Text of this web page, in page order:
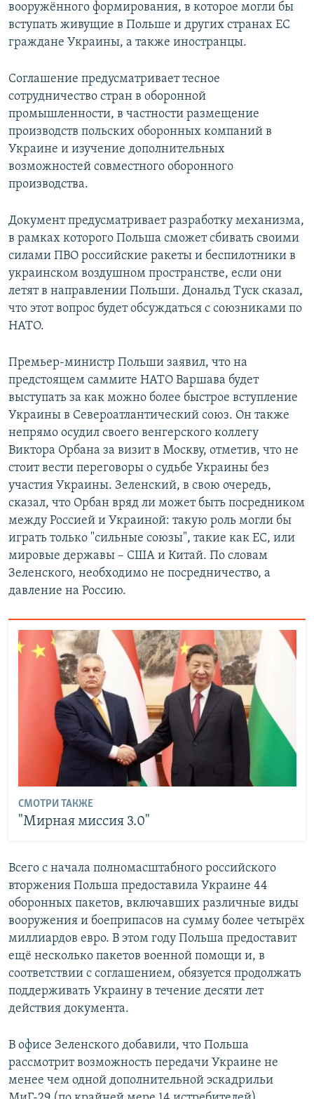
вооружённого формирования, в которое могли бы
вступать живущие в Польше и других странах ЕС
граждане Украины, а также иностранцы.
Соглашение предусматривает тесное
сотрудничество стран в оборонной
промышленности, в частности размещение
производств польских оборонных компаний в
Украине и изучение дополнительных
возможностей совместного оборонного
производства.
Документ предусматривает разработку механизма,
в рамках которого Польша сможет сбивать своими
силами ПВО российские ракеты и беспилотники в
украинском воздушном пространстве, если они
летят в направлении Польши. Дональд Туск сказал,
что этот вопрос будет обсуждаться с союзниками по
НАТО.
Премьер-министр Польши заявил, что на
предстоящем саммите НАТО Варшава будет
выступать за как можно более быстрое вступление
Украины в Североатлантический союз. Он также
непрямо осудил своего венгерского коллегу
Виктора Орбана за визит в Москву, отметив, что не
стоит вести переговоры о судьбе Украины без
участия Украины. Зеленский, в свою очередь,
сказал, что Орбан вряд ли может быть посредником
между Россией и Украиной: такую роль могли бы
играть только "сильные союзы", такие как ЕС, или
мировые державы – США и Китай. По словам
Зеленского, необходимо не посредничество, а
давление на Россию.
СМОТРИ ТАКЖЕ
"Мирная миссия 3.0"
Всего с начала полномасштабного российского
вторжения Польша предоставила Украине 44
оборонных пакетов, включавших различные виды
вооружения и боеприпасов на сумму более четырёх
миллиардов евро. В этом году Польша предоставит
ещё несколько пакетов военной помощи и, в
соответствии с соглашением, обязуется продолжать
поддерживать Украину в течение десяти лет
действия документа.
В офисе Зеленского добавили, что Польша
рассмотрит возможность передачи Украине не
менее чем одной дополнительной эскадрильи